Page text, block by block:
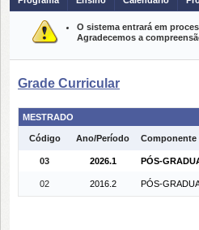
O sistema entrará em
Agradecemos a
Grade Curricular
MESTRADO
Código Ano/Período Componente
03 2026.1 PÓS-
02 2016.2 PÓS-